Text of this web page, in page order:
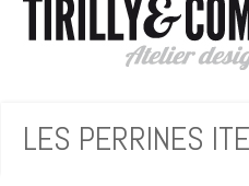
LES PERRINES